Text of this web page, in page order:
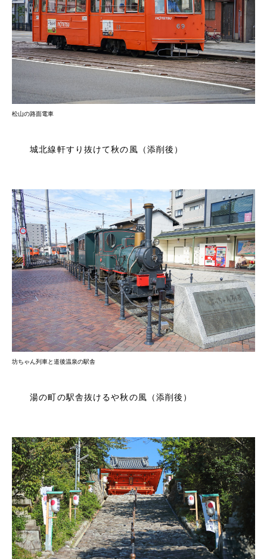
松山の路面電車
城北線軒すり抜けて秋の風（添削後）
坊ちゃん列車と道後温泉の駅舎
湯の町の駅舎抜けるや秋の風（添削後）